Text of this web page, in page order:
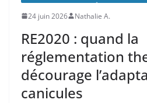
24 juin 2026 Nathalie A.
RE2020 : quand la
réglementation
décourage
canicules